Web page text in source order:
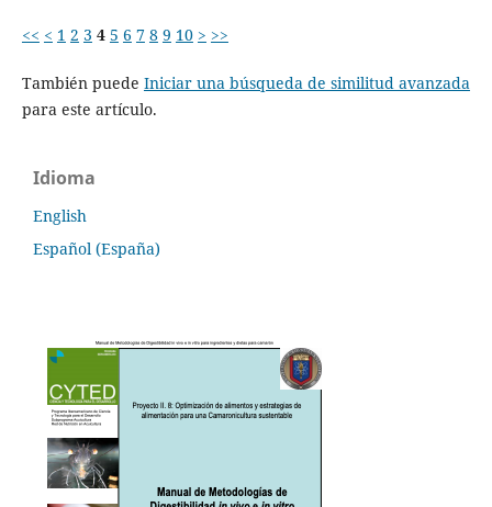
<< < 1 2 3 4 5 6 7 8 9 10 > >>
También puede Iniciar una búsqueda de similitud avanzada
para este artículo.
Idioma
English
Español (España)